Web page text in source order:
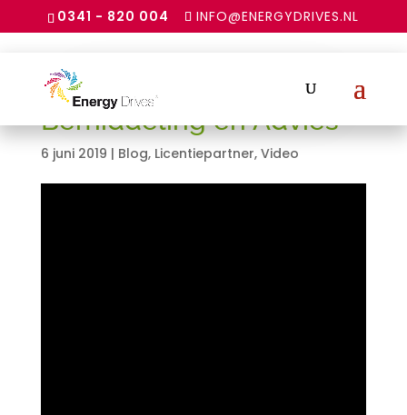
0341 - 820 004 INFO@ENERGYDRIVES.NL
Licentiepartner aan het
woord: Q-link
Bemiddeling en Advies
6 juni 2019 | Blog, Licentiepartner, Video